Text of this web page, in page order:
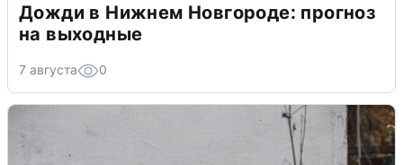
Дожди в Нижнем Новгороде: прогноз
на выходные
7 августа 0